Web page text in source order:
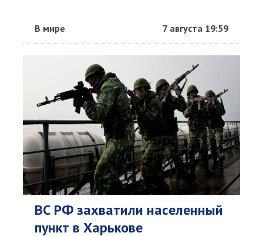
В мире 7 августа 19:59
ВС РФ захватили населенный
пункт в Харькове